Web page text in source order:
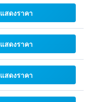
แสดงราคา
แสดงราคา
แสดงราคา